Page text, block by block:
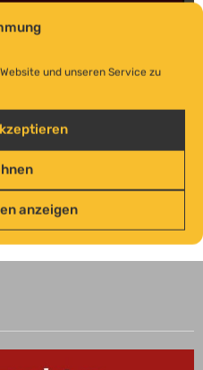
und unseren Service zu
anzeigen